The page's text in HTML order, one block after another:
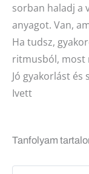
sorban haladj a
anyagot. Van,
Ha tudsz,
ritmusból, most
Jó gyakorlást és
Ivett
Tanfolyam